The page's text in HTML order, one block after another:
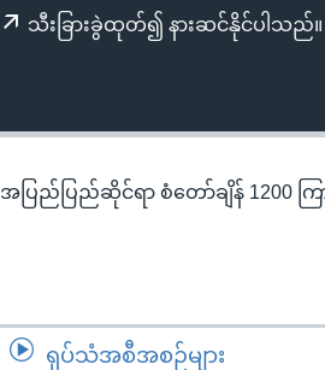
သီးခြားခွဲထုတ်၍ နားဆင်နိုင်ပါသည်။
အပြည်ပြည်ဆိုင်ရာ စံတော်ချိန် 1200 ကြ
ရုပ်သံအစီအစဉ်များ